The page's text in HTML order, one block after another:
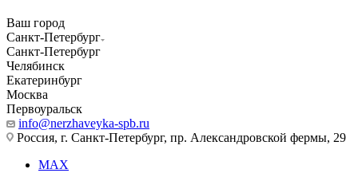
Ваш город
Санкт-Петербург
Санкт-Петербург
Челябинск
Екатеринбург
Москва
Первоуральск
info@nerzhaveyka-spb.ru
Россия, г. Санкт-Петербург, пр. Александровской фермы, 29
MAX